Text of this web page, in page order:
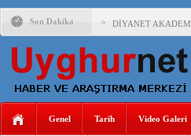
Son Dakika DİYANET
150 YILDIR
MHP’DEN
ÇİN’İN ANKARA
Genel Tarih Video Galeri